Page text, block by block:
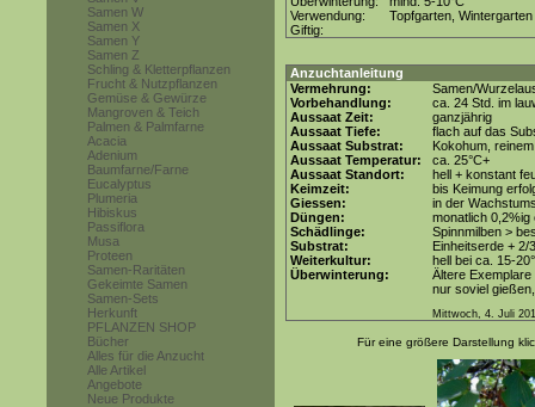
Samen W
Samen X
Samen Y
Samen Z
Schling & Kletterpflanzen
Frucht & Nutzpflanzen
Gemüse & Gewürze
Mangroven & Teich
Palmen & Palmfarne
Acacia
Adenium
Baumfarne/Farne
Eucalyptus
Plumeria
Hibiskus
Passiflora
Musa
Proteen
Samen-Raritäten
Gekeimte Samen
Samen-Sets
Herkunft
PFLANZEN SHOP
Bücher
Alles für die Anzucht
Alle Artikel
Angebote
Neue Produkte
Verwendung:
Topfgarten, Wintergarten
Giftig:
Anzuchtanleitung
Vermehrung:
Samen/
Vorbehandlung:
ca. 24 Std. im
Aussaat Zeit:
ganzjährig
Aussaat Tiefe:
flach auf das
Aussaat Substrat:
Kokohum,
Aussaat Temperatur:
ca. 25°C+
Aussaat Standort:
hell + konstant
Keimzeit:
bis Keimung
Giessen:
in der
Düngen:
monatlich
Schädlinge:
Spinnmilben >
Substrat:
Einheitserde + 2/
Weiterkultur:
hell bei ca. 15-
Überwinterung:
Ältere
nur soviel
Mittwoch, 4. Juli
Für eine größere Darstellung